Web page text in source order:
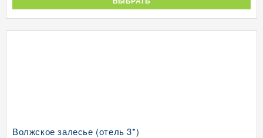
Волжское залесье (отель 3*)